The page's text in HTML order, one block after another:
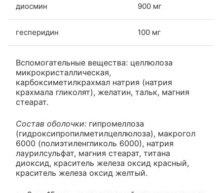
диосмин 900 мг
гесперидин 100 мг
Вспомогательные вещества: целлюлоза
микрокристаллическая,
карбоксиметилкрахмал натрия (натрия
крахмала гликолят), желатин, тальк, магния
стеарат.
Состав оболочки: гипромеллоза
(гидроксипропилметилцеллюлоза), макрогол
6000 (полиэтиленгликоль 6000), натрия
лаурилсульфат, магния стеарат, титана
диоксид, краситель железа оксид красный,
краситель железа оксид желтый.